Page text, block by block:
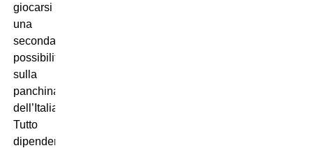
giocarsi
una
seconda
possibilità
sulla
panchina
dell’Italia.
Tutto
dipenderà